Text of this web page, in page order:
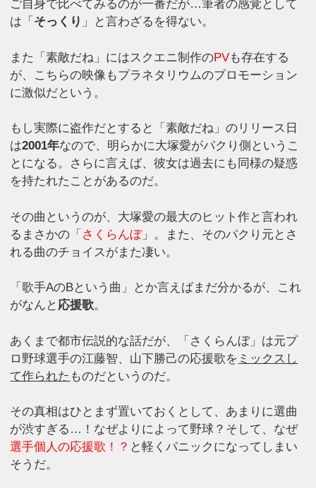
ご自身で比べてみるのが一番だが…筆者の感覚として
は「 そっくり 」と言わざるを得ない。
また「素敵だね」にはスクエニ制作のPVも存在する
が、こちらの映像もプラネタリウムのプロモーション
に激似だという。
もし実際に盗作だとすると「素敵だね」のリリース日
は2001年なので、明らかに大塚愛がパクり側というこ
とになる。さらに言えば、彼女は過去にも同様の疑惑
を持たれたことがあるのだ。
その曲というのが、大塚愛の最大のヒット作と言われ
るまさかの「 さくらんぼ」。また、そのパクり元とさ
れる曲のチョイスがまた凄い。
「歌手AのBという曲」とか言えばまだ分かるが、これ
がなんと 応援歌。
あくまで都市伝説的な話だが、「さくらんぼ」は元プ
ロ野球選手の江藤智、山下勝己の応援歌を ミックスし
て作られた ものだというのだ。
その真相はひとまず置いておくとして、あまりに選曲
が渋すぎる…！なぜよりによって野球？そして、なぜ
選手個人の応援歌！？ と軽くパニックになってしまい
そうだ。